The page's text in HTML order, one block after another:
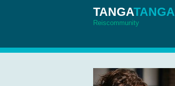
TANGATANGA
Reiscommunity